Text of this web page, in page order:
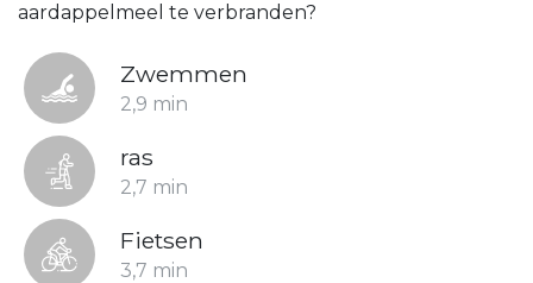
aardappelmeel te verbranden?
Zwemmen
2,9 min
ras
2,7 min
Fietsen
3,7 min